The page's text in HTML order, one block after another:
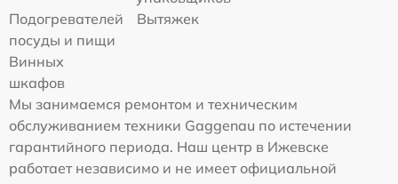
Подогревателей
посуды и пищи
Вытяжек
Винных
шкафов
Мы занимаемся ремонтом и техническим
обслуживанием техники Gaggenau по истечении
гарантийного периода. Наш центр в Ижевске
работает независимо и не имеет официальной